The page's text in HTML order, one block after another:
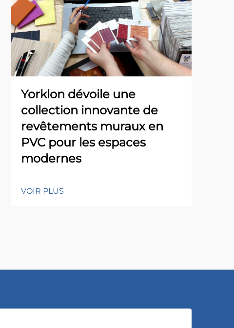
Yorklon dévoile une
collection innovante de
revêtements muraux en
PVC pour les espaces
modernes
VOIR PLUS